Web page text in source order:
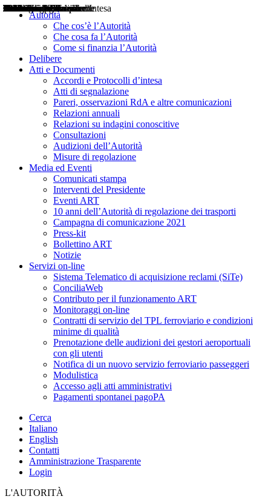
Autorità
Che cos’è l’Autorità
Che cosa fa l’Autorità
Come si finanzia l’Autorità
Delibere
Atti e Documenti
Accordi e Protocolli d’intesa
Atti di segnalazione
Pareri, osservazioni RdA e altre comunicazioni
Relazioni annuali
Relazioni su indagini conoscitive
Consultazioni
Audizioni dell’Autorità
Misure di regolazione
Media ed Eventi
Comunicati stampa
Interventi del Presidente
Eventi ART
10 anni dell’Autorità di regolazione dei trasporti
Campagna di comunicazione 2021
Press-kit
Bollettino ART
Notizie
Servizi on-line
Sistema Telematico di acquisizione reclami (SiTe)
ConciliaWeb
Contributo per il funzionamento ART
Monitoraggi on-line
Contratti di servizio del TPL ferroviario e condizioni
minime di qualità
Prenotazione delle audizioni dei gestori aeroportuali
con gli utenti
Notifica di un nuovo servizio ferroviario passeggeri
Modulistica
Accesso agli atti amministrativi
Pagamenti spontanei pagoPA
Cerca
Italiano
English
Contatti
Amministrazione Trasparente
Login
L'AUTORITÀ
Delibere
Pareri
Consultazioni
Audizioni
Atti di Segnalazione
Accordi e Protocolli d'Intesa
Relazioni annuali
Misure di regolazione
Notizie
Comunicati Stampa
Bollettini ART
Convegni ART
Interviste del Presidente
Articoli in primo piano
Interventi del Presidente
2004
2005
2010
2013
2014
2015
2016
2017
2018
2019
202
2020
2021
2022
2023
2024
2025
2026
Aereo
Marittimo
Terrestre